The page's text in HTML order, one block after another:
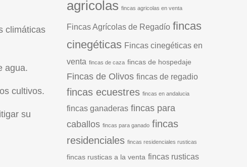
climáticas
agua.
cultivos.
su
agricolas fincas agricolas en venta
Fincas Agrícolas de Regadío fincas
cinegéticas Fincas cinegéticas en
venta fincas de caza fincas de hospedaje
Fincas de Olivos fincas de regadio
fincas ecuestres fincas en andalucia
fincas ganaderas fincas para
caballos fincas para ganado fincas
residenciales fincas residenciales rusticas
fincas rusticas a la venta fincas rusticas